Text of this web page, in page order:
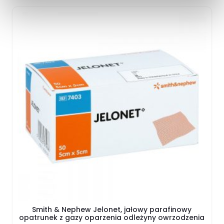
Smith & Nephew Jelonet, jałowy parafinowy
opatrunek z gazy oparzenia odleżyny owrzodzenia